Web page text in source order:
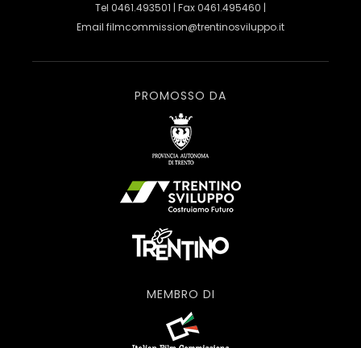
Tel 0461.493501 | Fax 0461.495460 |
Email filmcommission@trentinosviluppo.it
PROMOSSO DA
MEMBRO DI